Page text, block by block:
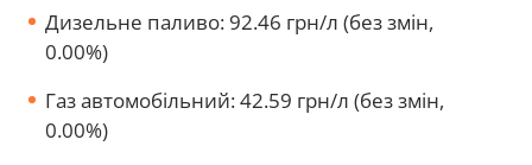
Дизельне паливо: 92.46 грн/л (без змін,
0.00%)
Газ автомобільний: 42.59 грн/л (без змін,
0.00%)